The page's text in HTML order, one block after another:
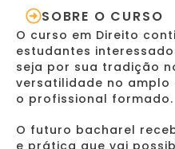
SOBRE O CURSO
O curso em Direito
estudantes
seja por sua tradição
versatilidade no
o profissional formado.
O futuro bacharel
e prática que vai